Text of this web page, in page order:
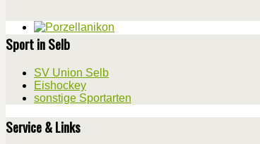
Sport in Selb
SV Union Selb
Eishockey
sonstige Sportarten
Service & Links